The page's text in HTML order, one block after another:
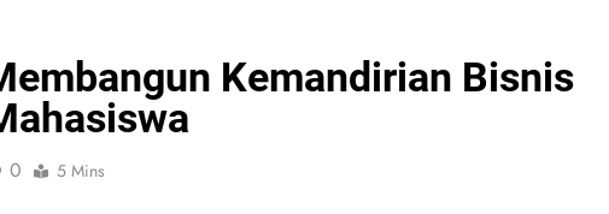
Kemandirian Bisnis
0 5 Mins